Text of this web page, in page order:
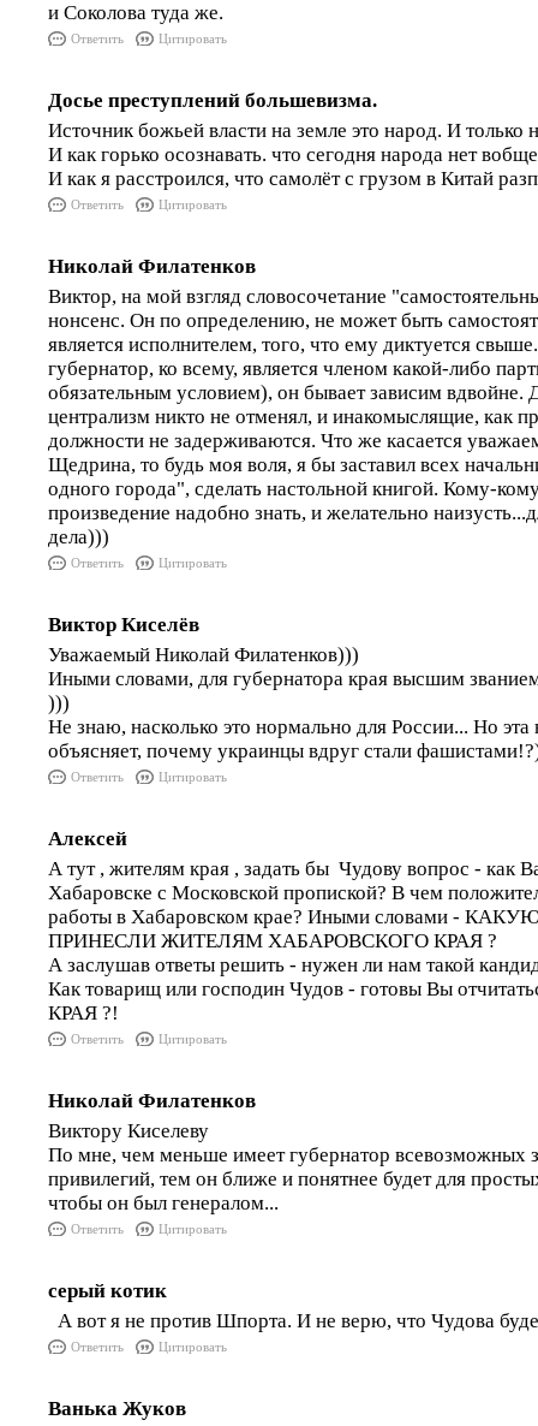
и Соколова туда же.
Ответить Цитировать
Досье преступлений большевизма.
Источник божьей власти на земле это народ. И только
И как горько осознавать. что сегодня народа нет
И как я расстроился, что самолёт с грузом в Китай
Ответить Цитировать
Николай Филатенков
Виктор, на мой взгляд словосочетание
нонсенс. Он по определению, не может быть
является исполнителем, того, что ему диктуется
губернатор, ко всему, является членом какой-либо
обязательным условием), он бывает зависим вдвойне.
централизм никто не отменял, и инакомыслящие, как
должности не задерживаются. Что же касается
Щедрина, то будь моя воля, я бы заставил всех
одного города", сделать настольной книгой. Кому-
произведение надобно знать, и желательно
дела)))
Ответить Цитировать
Виктор Киселёв
Уважаемый Николай Филатенков)))
Иными словами, для губернатора края высшим
)))
Не знаю, насколько это нормально для России... Но
объясняет, почему украинцы вдруг стали
Ответить Цитировать
Алексей
А тут , жителям края , задать бы Чудову вопрос - как
Хабаровске с Московской пропиской? В чем
работы в Хабаровском крае? Иными словами -
ПРИНЕСЛИ ЖИТЕЛЯМ ХАБАРОВСКОГО КРАЯ ?
А заслушав ответы решить - нужен ли нам такой
Как товарищ или господин Чудов - готовы Вы
КРАЯ ?!
Ответить Цитировать
Николай Филатенков
Виктору Киселеву
По мне, чем меньше имеет губернатор всевозможных
привилегий, тем он ближе и понятнее будет для
чтобы он был генералом...
Ответить Цитировать
серый котик
А вот я не против Шпорта. И не верю, что Чудова
Ответить Цитировать
Ванька Жуков